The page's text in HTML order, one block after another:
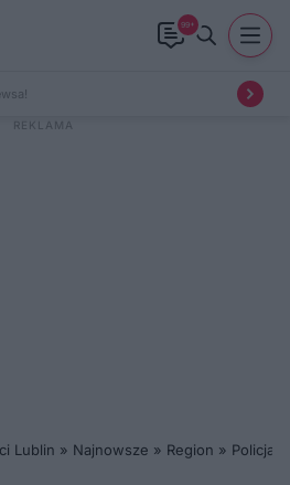
99+
Lublin » Najnowsze » Region »